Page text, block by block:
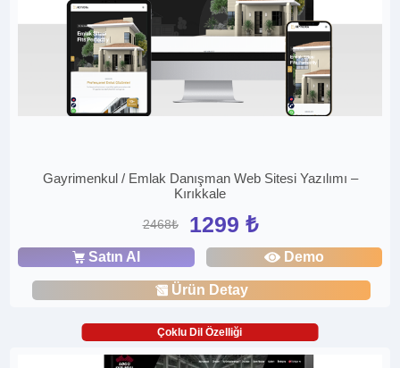
Gayrimenkul / Emlak Danışman Web Sitesi Yazılımı –
Kırıkkale
2468₺ 1299 ₺
Satın Al Demo
Ürün Detay
Çoklu Dil Özelliği